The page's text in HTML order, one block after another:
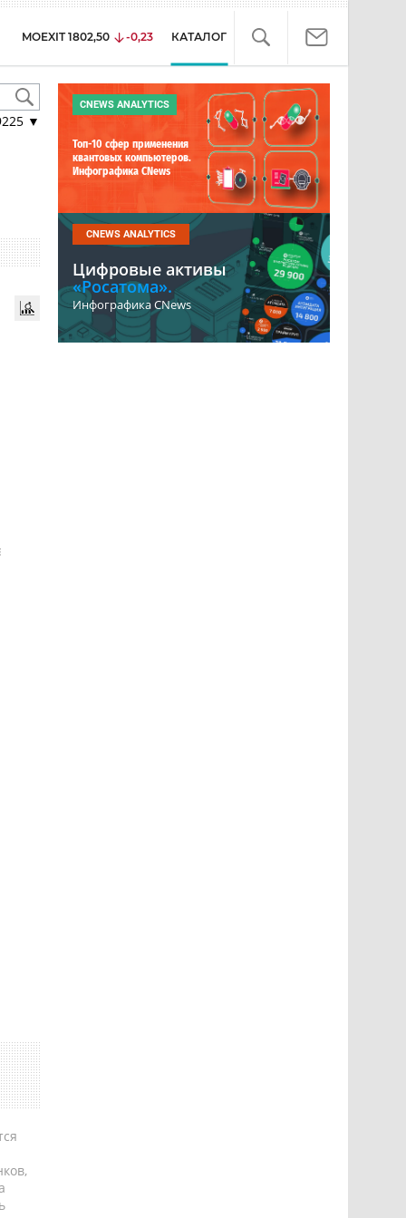
MOEXIT 1802,50 -0,23 КАТАЛОГ
▼
CNEWS ANALYTICS
Топ-10 сфер применения
квантовых компьютеров.
Инфографика CNews
CNEWS ANALYTICS
Цифровые активы
«Росатома».
Инфографика CNews